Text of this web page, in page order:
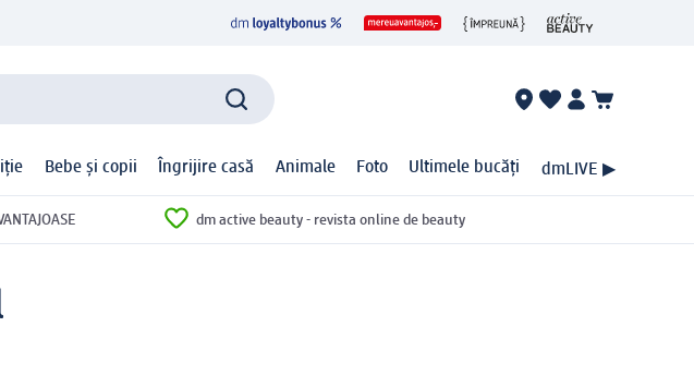
Bebe și copii Îngrijire casă Animale Foto Ultimele bucăți dmLIVE ▶
dm active beauty - revista online de beauty